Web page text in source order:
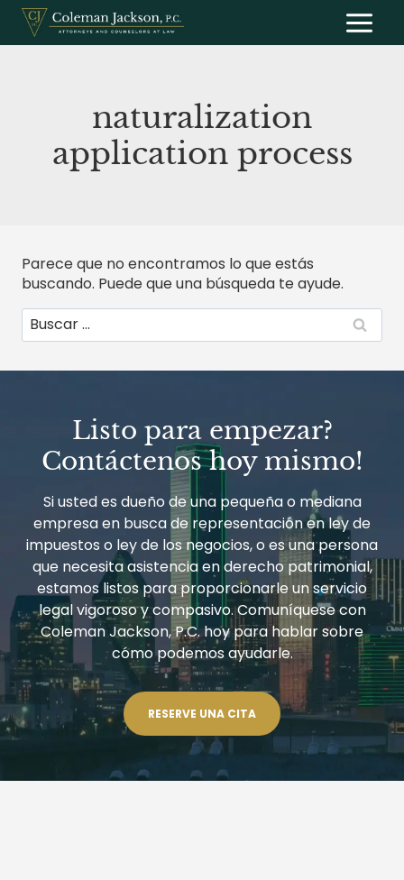
Saltar
contenido
naturalization
application process
Parece que no encontramos lo que estás
buscando. Puede que una búsqueda te ayude.
Buscar:
Listo para empezar?
Contáctenos hoy mismo!
Si usted es dueño de una pequeña o mediana
empresa en busca de representación en ley de
impuestos o ley de los negocios, o es una persona
que necesita asistencia en derecho patrimonial,
estamos listos para proporcionarle un servicio
legal vigoroso y compasivo. Comuníquese con
Coleman Jackson, P.C. hoy para hablar sobre
cómo podemos ayudarle.
RESERVE UNA CITA